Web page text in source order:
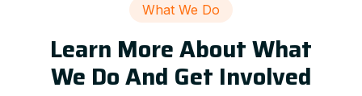
What We Do
Learn More About What
We Do And Get Involved